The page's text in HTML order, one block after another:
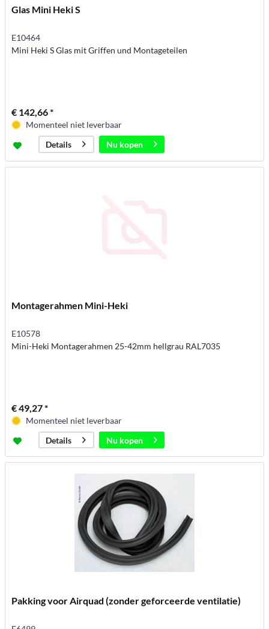
Glas Mini Heki S
E10464
Mini Heki S Glas mit Griffen und Montageteilen
€ 142,66 *
Momenteel niet leverbaar
Details
Nu kopen
Montagerahmen Mini-Heki
E10578
Mini-Heki Montagerahmen 25-42mm hellgrau RAL7035
€ 49,27 *
Momenteel niet leverbaar
Details
Nu kopen
Pakking voor Airquad (zonder geforceerde ventilatie)